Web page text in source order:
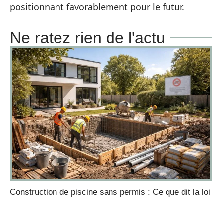
positionnant favorablement pour le futur.
Ne ratez rien de l'actu
Construction de piscine sans permis : Ce que dit la loi